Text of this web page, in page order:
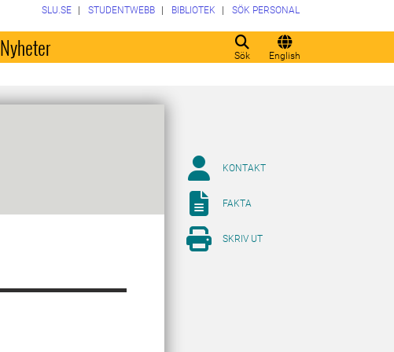
Sök English
SLU.SE STUDENTWEBB BIBLIOTEK SÖK PERSONAL
Nyheter
KONTAKT
FAKTA
SKRIV UT